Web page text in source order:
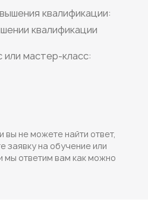
квалификации:
квалификации
или мастер-класс:
вы не можете найти ответ,
заявку на обучение или
мы ответим вам как можно